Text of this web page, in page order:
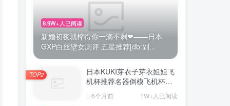
8.9W+人已阅读
新婚初夜就榨得你一滴不剩❤——日本
GXP白丝壁女测评 五星推荐[db:副...
日本KUKI芽衣子芽衣姐姐飞
机杯推荐名器倒模飞机杯测
6个月前 1W+人已阅读
TOP2